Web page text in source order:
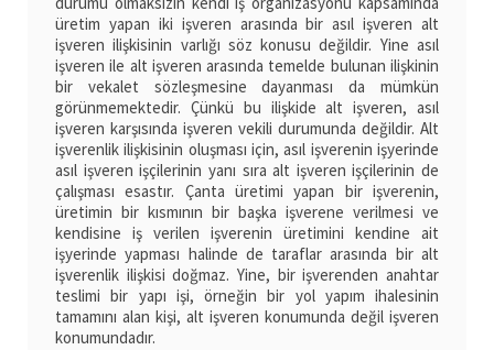
üretim yapan iki işveren arasında bir asıl işveren alt
işveren ilişkisinin varlığı söz konusu değildir. Yine asıl
işveren ile alt işveren arasında temelde bulunan ilişkinin
bir vekalet sözleşmesine dayanması da mümkün
görünmemektedir. Çünkü bu ilişkide alt işveren, asıl
işveren karşısında işveren vekili durumunda değildir. Alt
işverenlik ilişkisinin oluşması için, asıl işverenin işyerinde
asıl işveren işçilerinin yanı sıra alt işveren işçilerinin de
çalışması esastır. Çanta üretimi yapan bir işverenin,
üretimin bir kısmının bir başka işverene verilmesi ve
kendisine iş verilen işverenin üretimini kendine ait
işyerinde yapması halinde de taraflar arasında bir alt
işverenlik ilişkisi doğmaz. Yine, bir işverenden anahtar
teslimi bir yapı işi, örneğin bir yol yapım ihalesinin
tamamını alan kişi, alt işveren konumunda değil işveren
konumundadır.